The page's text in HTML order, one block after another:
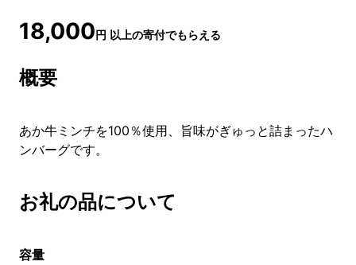
18,000円 以上の寄付でもらえる
概要
あか牛ミンチを100％使用、旨味がぎゅっと詰まったハ
ンバーグです。
お礼の品について
容量